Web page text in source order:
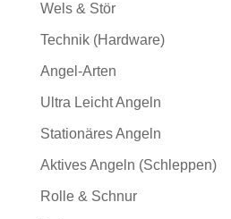
Wels & Stör
Technik (Hardware)
Angel-Arten
Ultra Leicht Angeln
Stationäres Angeln
Aktives Angeln (Schleppen)
Rolle & Schnur